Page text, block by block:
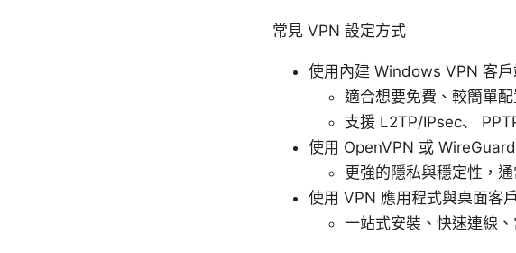
常見 VPN 設定方式
使用內建 Windows VPN 客戶
適合想要免費、較簡單配
支援 L2TP/IPsec、
使用 OpenVPN 或
更強的隱私與穩定性，
使用 VPN 應用程式與桌面客
一站式安裝、快速連線